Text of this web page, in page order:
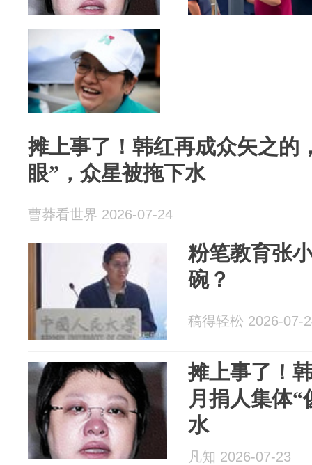
摊上事了！韩红再成众矢之的
眼”，众星被拖下水
曹莽看世界 2026-07-24
粉笔教育张
碗？
稿得轻松 2026-07-
摊上事了！
月捐人集体
水
凡知 2026-07-23